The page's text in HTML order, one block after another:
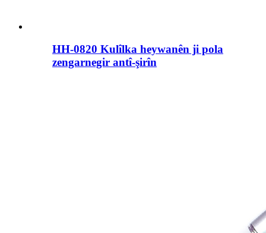
HH-0820 Kulîlka heywanên ji pola
zengarnegir antî-şirîn